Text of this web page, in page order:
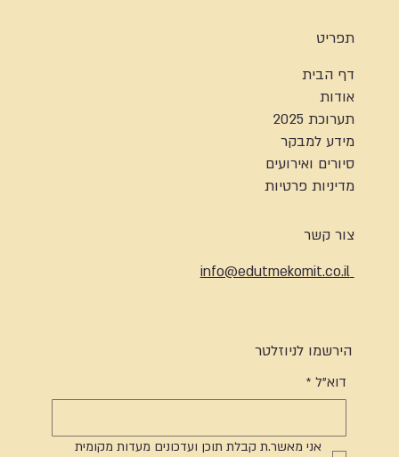
תפריט
דף הבית
אודות
תערוכת 2025
מידע למבקר
סיורים ואירועים
מדיניות פרטיות
צור קשר
info@edutmekomit.co.il
הירשמו לניוזלטר
דוא"ל *
אני מאשר.ת קבלת תוכן ועדכונים מעדות מקומית